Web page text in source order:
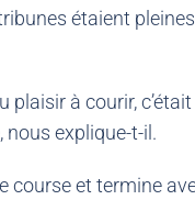
étaient pleines
plaisir à courir,
nous explique-t-il.
course et termine